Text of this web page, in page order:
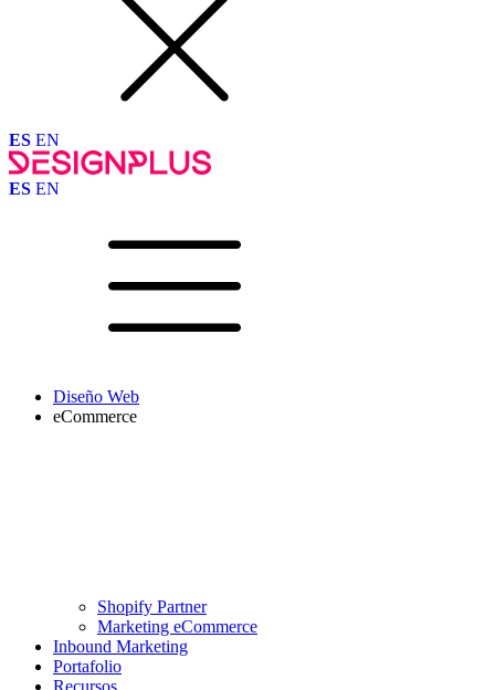
ES EN
ES EN
Diseño Web
eCommerce
Shopify Partner
Marketing eCommerce
Inbound Marketing
Portafolio
Recursos